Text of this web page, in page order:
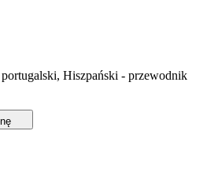
Hiszpański - przewodnik